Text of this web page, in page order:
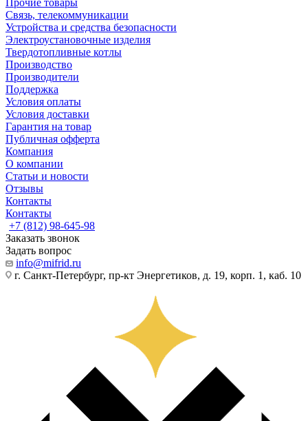
Прочие товары
Связь, телекоммуникации
Устройства и средства безопасности
Электроустановочные изделия
Твердотопливные котлы
Производство
Производители
Поддержка
Условия оплаты
Условия доставки
Гарантия на товар
Публичная офферта
Компания
О компании
Статьи и новости
Отзывы
Контакты
Контакты
+7 (812) 98-645-98
Заказать звонок
Задать вопрос
info@mifrid.ru
г. Санкт-Петербург, пр-кт Энергетиков, д. 19, корп. 1, каб. 10